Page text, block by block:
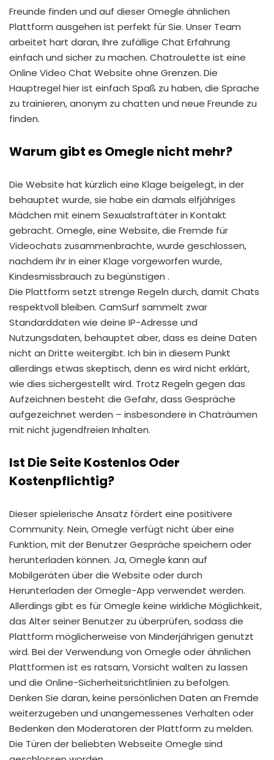
Freunde finden und auf dieser Omegle ähnlichen
Plattform ausgehen ist perfekt für Sie. Unser Team
arbeitet hart daran, Ihre zufällige Chat Erfahrung
einfach und sicher zu machen. Chatroulette ist eine
Online Video Chat Website ohne Grenzen. Die
Hauptregel hier ist einfach Spaß zu haben, die Sprache
zu trainieren, anonym zu chatten und neue Freunde zu
finden.
Warum gibt es Omegle nicht mehr?
Die Website hat kürzlich eine Klage beigelegt, in der
behauptet wurde, sie habe ein damals elfjähriges
Mädchen mit einem Sexualstraftäter in Kontakt
gebracht. Omegle, eine Website, die Fremde für
Videochats zusammenbrachte, wurde geschlossen,
nachdem ihr in einer Klage vorgeworfen wurde,
Kindesmissbrauch zu begünstigen .
Die Plattform setzt strenge Regeln durch, damit Chats
respektvoll bleiben. CamSurf sammelt zwar
Standarddaten wie deine IP-Adresse und
Nutzungsdaten, behauptet aber, dass es deine Daten
nicht an Dritte weitergibt. Ich bin in diesem Punkt
allerdings etwas skeptisch, denn es wird nicht erklärt,
wie dies sichergestellt wird. Trotz Regeln gegen das
Aufzeichnen besteht die Gefahr, dass Gespräche
aufgezeichnet werden – insbesondere in Chaträumen
mit nicht jugendfreien Inhalten.
Ist Die Seite Kostenlos Oder
Kostenpflichtig?
Dieser spielerische Ansatz fördert eine positivere
Community. Nein, Omegle verfügt nicht über eine
Funktion, mit der Benutzer Gespräche speichern oder
herunterladen können. Ja, Omegle kann auf
Mobilgeräten über die Website oder durch
Herunterladen der Omegle-App verwendet werden.
Allerdings gibt es für Omegle keine wirkliche Möglichkeit,
das Alter seiner Benutzer zu überprüfen, sodass die
Plattform möglicherweise von Minderjährigen genutzt
wird. Bei der Verwendung von Omegle oder ähnlichen
Plattformen ist es ratsam, Vorsicht walten zu lassen
und die Online-Sicherheitsrichtlinien zu befolgen.
Denken Sie daran, keine persönlichen Daten an Fremde
weiterzugeben und unangemessenes Verhalten oder
Bedenken den Moderatoren der Plattform zu melden.
Die Türen der beliebten Webseite Omegle sind